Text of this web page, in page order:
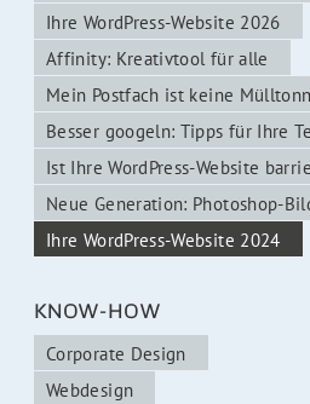
Ihre WordPress-Website 2026
Affinity: Kreativtool für alle
Mein Postfach ist keine
Besser googeln: Tipps für Ihre
Ist Ihre WordPress-Website
Neue Generation: Photoshop-
Ihre WordPress-Website 2024
KNOW-HOW
Corporate Design
Webdesign